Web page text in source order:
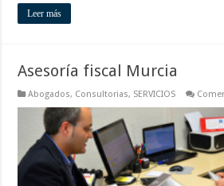
Leer más
Asesoría fiscal Murcia
Abogados, Consultorias, SERVICIOS